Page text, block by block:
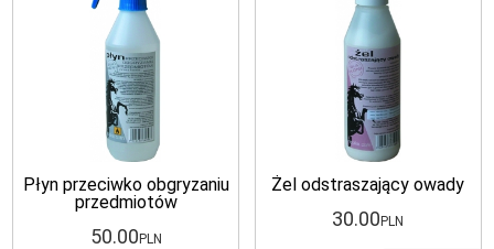
Płyn przeciwko obgryzaniu
przedmiotów
50.00PLN
Żel odstraszający owady
30.00PLN